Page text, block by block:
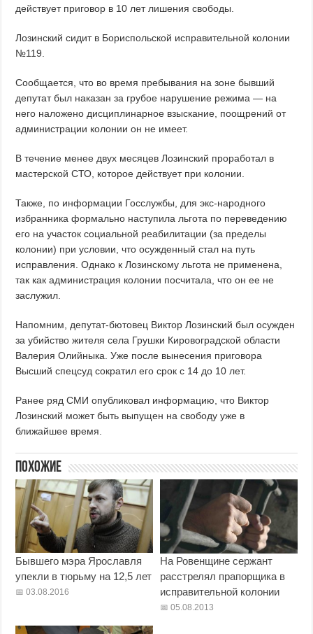
действует приговор в 10 лет лишения свободы.
Лозинский сидит в Бориспольской исправительной колонии
№119.
Сообщается, что во время пребывания на зоне бывший
депутат был наказан за грубое нарушение режима — на
него наложено дисциплинарное взыскание, поощрений от
администрации колонии он не имеет.
В течение менее двух месяцев Лозинский проработал в
мастерской СТО, которое действует при колонии.
Также, по информации Госслужбы, для экс-народного
избранника формально наступила льгота по переведению
его на участок социальной реабилитации (за пределы
колонии) при условии, что осужденный стал на путь
исправления. Однако к Лозинскому льгота не применена,
так как администрация колонии посчитала, что он ее не
заслужил.
Напомним, депутат-бютовец Виктор Лозинский был осужден
за убийство жителя села Грушки Кировоградской области
Валерия Олийныка. Уже после вынесения приговора
Высший спецсуд сократил его срок с 14 до 10 лет.
Ранее ряд СМИ опубликовал информацию, что Виктор
Лозинский может быть выпущен на свободу уже в
ближайшее время.
Похожие
Бывшего мэра Ярославля
упекли в тюрьму на 12,5 лет
03.08.2016
На Ровенщине сержант
расстрелял прапорщика в
исправительной колонии
05.08.2013